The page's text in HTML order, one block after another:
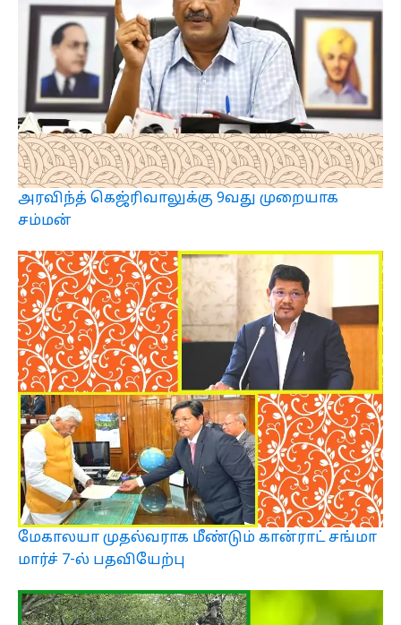
அரவிந்த் கெஜ்ரிவாலுக்கு 9வது முறையாக
சம்மன்
மேகாலயா முதல்வராக மீண்டும் கான்ராட் சங்மா
மார்ச் 7-ல் பதவியேற்பு